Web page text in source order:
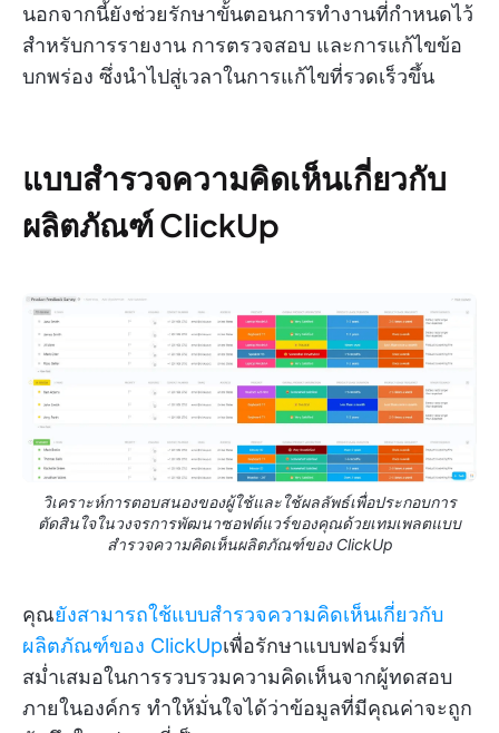
นอกจากนี้ยังช่วยรักษาขั้นตอนการทำงานที่กำหนดไว้
สำหรับการรายงาน การตรวจสอบ และการแก้ไขข้อ
บกพร่อง ซึ่งนำไปสู่เวลาในการแก้ไขที่รวดเร็วขึ้น
แบบสำรวจความคิดเห็นเกี่ยวกับ
ผลิตภัณฑ์ ClickUp
วิเคราะห์การตอบสนองของผู้ใช้และใช้ผลลัพธ์เพื่อประกอบการ
ตัดสินใจในวงจรการพัฒนาซอฟต์แวร์ของคุณด้วยเทมเพลตแบบ
สำรวจความคิดเห็นผลิตภัณฑ์ของ ClickUp
คุณยังสามารถใช้แบบสำรวจความคิดเห็นเกี่ยวกับ
ผลิตภัณฑ์ของ ClickUpเพื่อรักษาแบบฟอร์มที่
สม่ำเสมอในการรวบรวมความคิดเห็นจากผู้ทดสอบ
ภายในองค์กร ทำให้มั่นใจได้ว่าข้อมูลที่มีคุณค่าจะถูก